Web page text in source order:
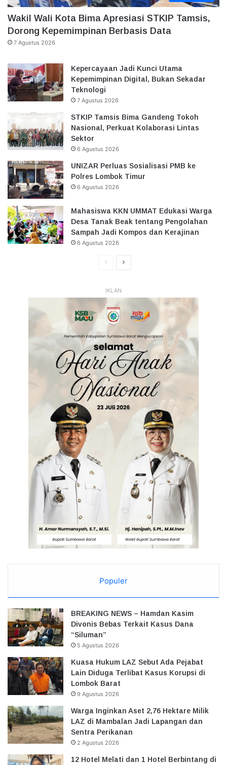
Wakil Wali Kota Bima Apresiasi STKIP Tamsis,
Dorong Kepemimpinan Berbasis Data
7 Agustus 2026
Kepercayaan Jadi Kunci Utama
Kepemimpinan Digital, Bukan Sekadar
Teknologi
7 Agustus 2026
STKIP Tamsis Bima Gandeng Tokoh
Nasional, Perkuat Kolaborasi Lintas
Sektor
6 Agustus 2026
UNIZAR Perluas Sosialisasi PMB ke
Polres Lombok Timur
6 Agustus 2026
Mahasiswa KKN UMMAT Edukasi Warga
Desa Tanak Beak tentang Pengolahan
Sampah Jadi Kompos dan Kerajinan
6 Agustus 2026
HalamanHalaman
IKLAN
Populer
BREAKING NEWS – Hamdan Kasim
Divonis Bebas Terkait Kasus Dana
“Siluman”
5 Agustus 2026
Kuasa Hukum LAZ Sebut Ada Pejabat
Lain Diduga Terlibat Kasus Korupsi di
Lombok Barat
9 Agustus 2026
Warga Inginkan Aset 2,76 Hektare Milik
LAZ di Mambalan Jadi Lapangan dan
Sentra Perikanan
2 Agustus 2026
12 Hotel Melati dan 1 Hotel Berbintang di